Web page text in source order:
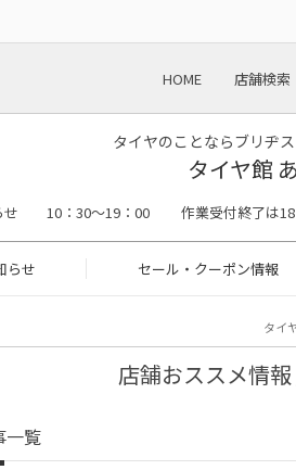
HOME 店舗検索
タイヤのことならブリヂ
タイヤ館
せ 10：30～19：00 作業受付終了は18：
らせ セール・クーポン情報
タイ
店舗おススメ情
一覧